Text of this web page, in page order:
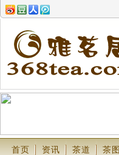
首页 资讯 茶道 茶图